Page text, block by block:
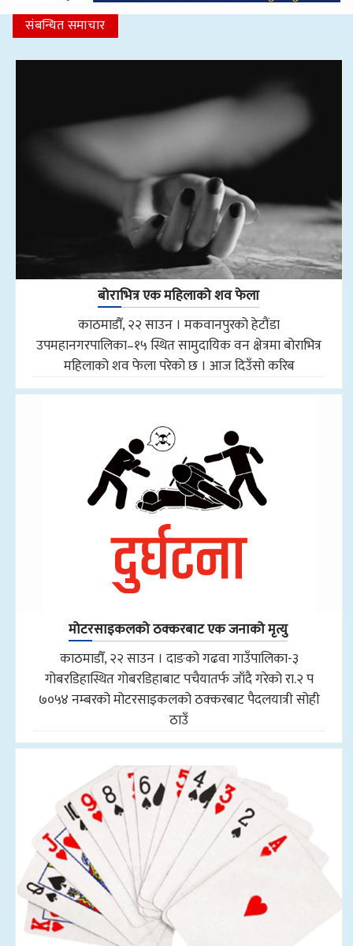
संबन्धित समाचार
बोराभित्र एक महिलाको शव फेला
काठमाडौँ, २२ साउन । मकवानपुरको हेटौंडा
उपमहानगरपालिका–१५ स्थित सामुदायिक वन क्षेत्रमा बोराभित्र
महिलाको शव फेला परेको छ । आज दिउँसो करिब
मोटरसाइकलको ठक्करबाट एक जनाको मृत्यु
काठमाडौँ, २२ साउन । दाङको गढवा गाउँपालिका-३
गोबरडिहास्थित गोबरडिहाबाट पचैयातर्फ जाँदै गरेको रा.२ प
७०५४ नम्बरको मोटरसाइकलको ठक्करबाट पैदलयात्री सोही
ठाउँ